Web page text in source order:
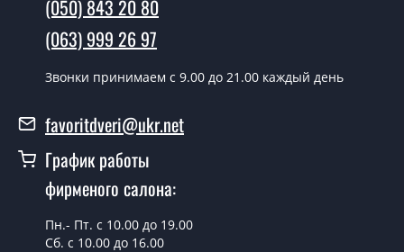
Да производим. Монтаж межкомнатных дверей ТМ
Фаворит производится согласно очереди, во все дни
кроме воскресенья.
Elegance-03 Blue?
Стоимость установки дверей Elegance-03 Blue - от
1800 грн.
Можно на сегодня вызвать
замерщика?
(050) 843 20 80
(063) 999 26 97
Звонки принимаем c 9.00 до 21.00 каждый день
favoritdveri@ukr.net
График работы
фирменого салона:
Пн.- Пт. с 10.00 до 19.00
Сб. с 10.00 до 16.00